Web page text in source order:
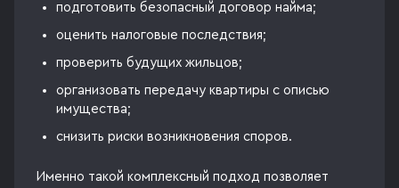
подготовить безопасный договор найма;
оценить налоговые последствия;
проверить будущих жильцов;
организовать передачу квартиры с описью
имущества;
снизить риски возникновения споров.
Именно такой комплексный подход позволяет